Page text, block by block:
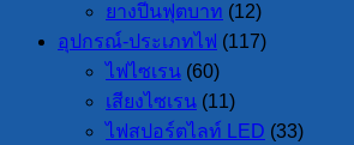
ยางปีนฟุตบาท (12)
อุปกรณ์-ประเภทไฟ (117)
ไฟไซเรน (60)
เสียงไซเรน (11)
ไฟสปอร์ตไลท์ LED (33)